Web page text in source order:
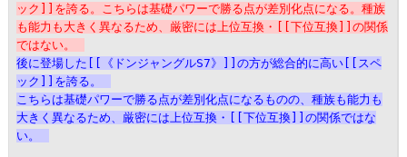
ック]]を誇る。こちらは基礎パワーで勝る点が差別化点になる。種族
も能力も大きく異なるため、厳密には上位互換・[[下位互換]]の関係
ではない。
後に登場した[[《ドンジャングルS7》]]の方が総合的に高い[[スペ
ック]]を誇る。
こちらは基礎パワーで勝る点が差別化点になるものの、種族も能力も
大きく異なるため、厳密には上位互換・[[下位互換]]の関係ではな
い。